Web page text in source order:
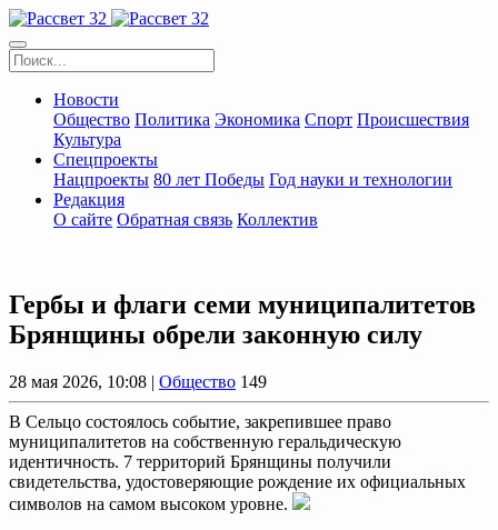
Новости
Общество Политика Экономика Спорт Происшествия
Культура
Спецпроекты
Нацпроекты 80 лет Победы Год науки и технологии
Редакция
О сайте Обратная связь Коллектив
Гербы и флаги семи муниципалитетов
Брянщины обрели законную силу
28 мая 2026, 10:08 | Общество 149
В Сельцо состоялось событие, закрепившее право
муниципалитетов на собственную геральдическую
идентичность. 7 территорий Брянщины получили
свидетельства, удостоверяющие рождение их официальных
символов на самом высоком уровне.